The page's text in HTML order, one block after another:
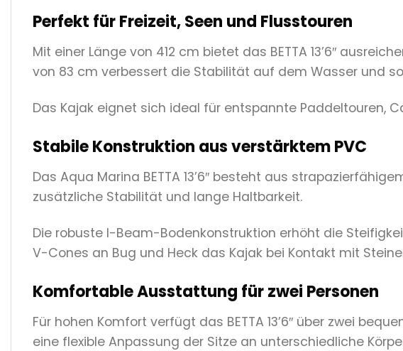
Perfekt für Freizeit, Seen und Flusstouren
Mit einer Länge von 412 cm bietet das BETTA 13’6″
von 83 cm verbessert die Stabilität auf dem Wasser und
Das Kajak eignet sich ideal für entspannte Paddeltouren,
Stabile Konstruktion aus verstärktem PVC
Das Aqua Marina BETTA 13’6″ besteht aus
zusätzliche Stabilität und lange Haltbarkeit.
Die robuste I-Beam-Bodenkonstruktion erhöht die
V-Cones an Bug und Heck das Kajak bei Kontakt mit
Komfortable Ausstattung für zwei Personen
Für hohen Komfort verfügt das BETTA 13’6″ über zwei
eine flexible Anpassung der Sitze an unterschiedliche